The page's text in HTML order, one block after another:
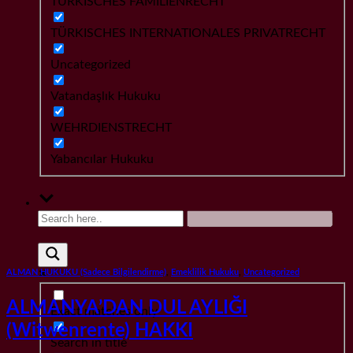
TÜRKISCHES INTERNATIONALES PRIVATRECHT
Uncategorized
Vatandaşlık Hukuku
WEHRDIENSTRECHT
Yabancılar Hukuku
Exact matches only
Search in title
ALMAN HUKUKU (Sadece Bilgilendirme) Emeklilik Hukuku Uncategorized
ALMANYA’DAN DUL AYLIĞI
(Witwenrente) HAKKI